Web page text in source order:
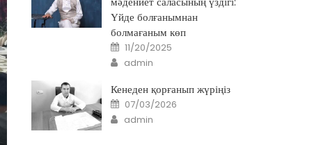
Үйде болғанымнан
болмағаным көп
Posted
on
11/20/2025
Author
admin
Кенеден қорғанып жүріңіз
Posted
on
07/03/2026
Author
admin